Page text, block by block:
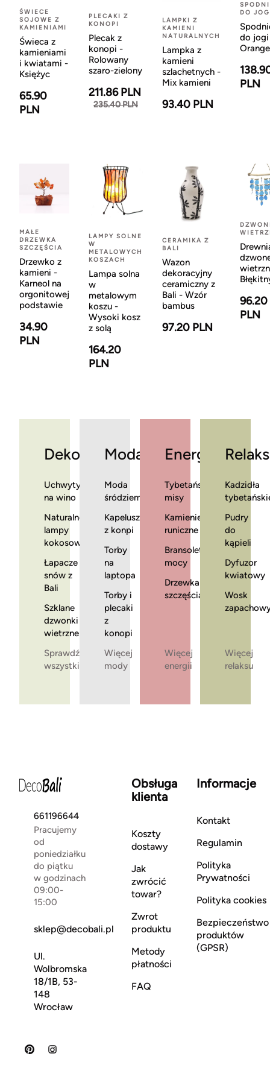
ŚWIECE
SOJOWE Z
KAMIENIAMI
Świeca z
kamieniami
i kwiatami -
Księżyc
65.90
PLN
PLECAKI Z
KONOPI
Plecak z
konopi -
Rolowany
szaro-zielony
211.86 PLN
235.40 PLN
LAMPKI Z
KAMIENI
NATURALNYCH
Lampka z
kamieni
szlachetnych -
Mix kamieni
93.40 PLN
DO
do
Orange
PLN
MAŁE
DRZEWKA
SZCZĘŚCIA
Drzewko z
kamieni -
Karneol na
orgonitowej
podstawie
34.90
PLN
LAMPY SOLNE
W
METALOWYCH
KOSZACH
Lampa solna
w
metalowym
koszu -
Wysoki kosz
z solą
164.20
PLN
CERAMIKA Z
BALI
Wazon
dekoracyjny
ceramiczny z
Bali - Wzór
bambus
97.20 PLN
96.20
PLN
Dekoracje
Uchwyty
na wino
Naturalne
lampy
kokosowe
Łapacze
snów z
Bali
Szklane
dzwonki
wietrzne
Sprawdź
wszystkie
Moda
Moda
śródziemnomorska
Kapelusze
z konpi
Torby
na
laptopa
Torby i
plecaki
z
konopi
Więcej
mody
Energia
Tybetańskie
misy
Kamienie
runiczne
Bransoletki
mocy
Drzewka
szczęścia
Więcej
energii
Relaks
Kadzidła
Pudry
do
kąpieli
Dyfuzor
kwiatowy
Wosk
Więcej
relaksu
661196644
Pracujemy
od
poniedziałku
do piątku
w godzinach
09:00-
15:00
sklep@decobali.pl
Ul.
Wolbromska
18/1B, 53-
148
Wrocław
Obsługa
klienta
Koszty
dostawy
Jak
zwrócić
towar?
Zwrot
produktu
Metody
płatności
FAQ
Informacje
Kontakt
Regulamin
Polityka
Prywatności
Polityka cookies
Bezpieczeństwo
produktów
(GPSR)